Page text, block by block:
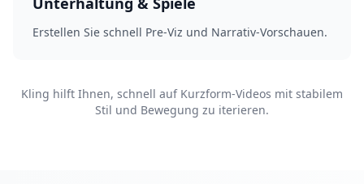
Erstellen Sie schnell Pre-Viz und Narrativ-Vorschauen.
Kling hilft Ihnen, schnell auf Kurzform-Videos mit stabilem
Stil und Bewegung zu iterieren.